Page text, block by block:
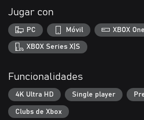
Jugar con
PC Móvil XBOX One
XBOX Series X|S
Funcionalidades
4K Ultra HD Single player
Clubs de Xbox